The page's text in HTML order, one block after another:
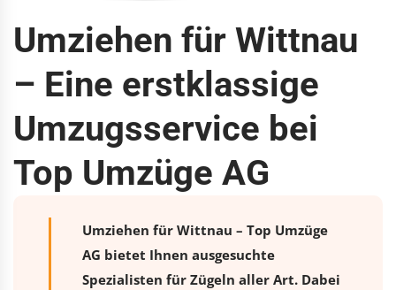
Umziehen für Wittnau
– Eine erstklassige
Umzugsservice bei
Top Umzüge AG
Umziehen für Wittnau – Top Umzüge
AG bietet Ihnen ausgesuchte
Spezialisten für Zügeln aller Art. Dabei